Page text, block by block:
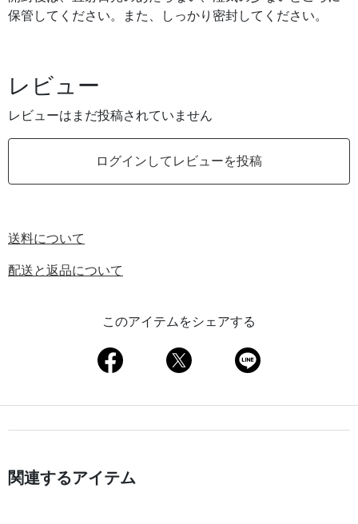
保管してください。また、しっかり密封してください。
レビュー
レビューはまだ投稿されていません
ログインしてレビューを投稿
送料について
配送と返品について
このアイテムをシェアする
関連するアイテム